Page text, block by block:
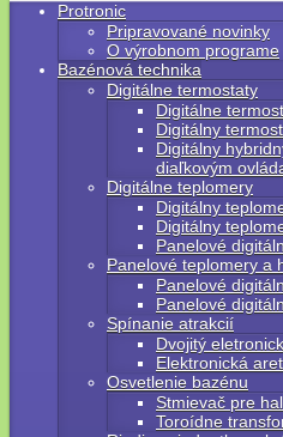
Protronic
Pripravované novinky
O výrobnom programe
Bazénová technika
Digitálne termostaty
Digitálne
Digitálny
Digitálny
diaľkovým
Digitálne teplomery
Digitálny
Digitálny
Panelové
Panelové teplomery a
Panelové
Panelové
Spínanie atrakcií
Dvojitý
Elektronická
Osvetlenie bazénu
Stmievač pre
Toroídne